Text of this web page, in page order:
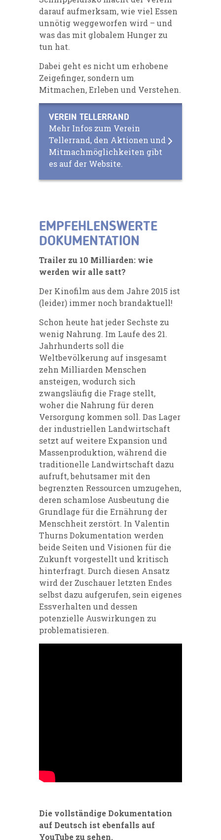
darauf aufmerksam, wie viel Essen
unnötig weggeworfen wird – und
was das mit globalem Hunger zu
tun hat.
Dabei geht es nicht um erhobene
Zeigefinger, sondern um
Mitmachen, Erleben und Verstehen.
VEREIN TELLERRAND
Mehr Infos zum Verein
Tellerrand, den Aktionen und
Mitmachmöglichkeiten gibt
es auf der Website.
EMPFEHLENSWERTE
DOKUMENTATION
Trailer zu 10 Milliarden: wie
werden wir alle satt?
Der Kinofilm aus dem Jahre 2015 ist
(leider) immer noch brandaktuell!
Schon heute hat jeder Sechste zu
wenig Nahrung. Im Laufe des 21.
Jahrhunderts soll die
Weltbevölkerung auf insgesamt
zehn Milliarden Menschen
ansteigen, wodurch sich
zwangsläufig die Frage stellt,
woher die Nahrung für deren
Versorgung kommen soll. Das Lager
der industriellen Landwirtschaft
setzt auf weitere Expansion und
Massenproduktion, während die
traditionelle Landwirtschaft dazu
aufruft, behutsamer mit den
begrenzten Ressourcen umzugehen,
deren schamlose Ausbeutung die
Grundlage für die Ernährung der
Menschheit zerstört. In Valentin
Thurns Dokumentation werden
beide Seiten und Visionen für die
Zukunft vorgestellt und kritisch
hinterfragt. Durch diesen Ansatz
wird der Zuschauer letzten Endes
selbst dazu aufgerufen, sein eigenes
Essverhalten und dessen
potenzielle Auswirkungen zu
problematisieren.
Die vollständige Dokumentation
auf Deutsch ist ebenfalls auf
YouTube zu sehen.